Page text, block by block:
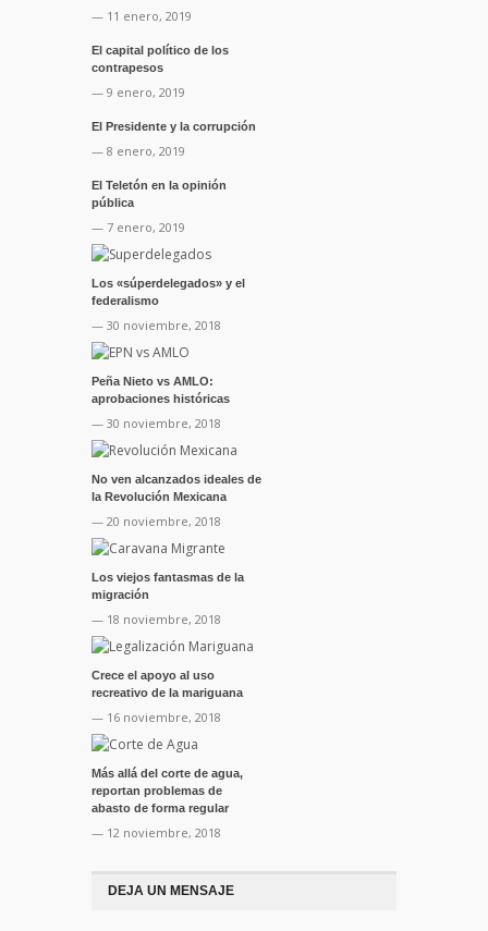
— 11 enero, 2019
El capital político de los
contrapesos
— 9 enero, 2019
El Presidente y la corrupción
— 8 enero, 2019
El Teletón en la opinión
pública
— 7 enero, 2019
Los «súperdelegados» y el
federalismo
— 30 noviembre, 2018
Peña Nieto vs AMLO:
aprobaciones históricas
— 30 noviembre, 2018
No ven alcanzados ideales de
la Revolución Mexicana
— 20 noviembre, 2018
Los viejos fantasmas de la
migración
— 18 noviembre, 2018
Crece el apoyo al uso
recreativo de la mariguana
— 16 noviembre, 2018
Más allá del corte de agua,
reportan problemas de
abasto de forma regular
— 12 noviembre, 2018
DEJA UN MENSAJE